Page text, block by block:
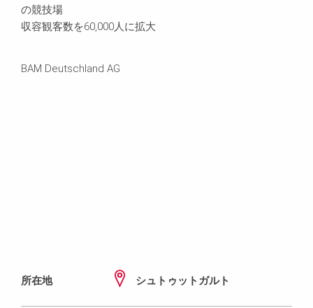
の競技場
収容観客数を60,000人に拡大
BAM Deutschland AG
所在地 シュトゥットガルト